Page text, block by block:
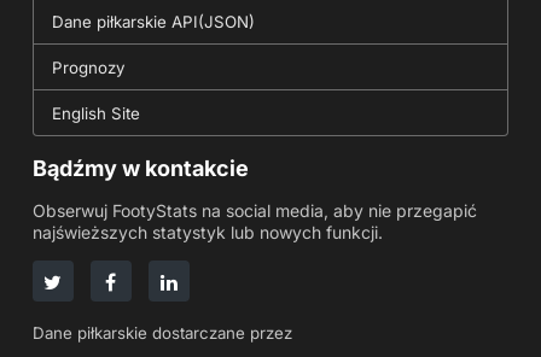
Dane piłkarskie API(JSON)
Prognozy
English Site
Bądźmy w kontakcie
Obserwuj FootyStats na social media, aby nie przegapić
najświeższych statystyk lub nowych funkcji.
Dane piłkarskie dostarczane przez